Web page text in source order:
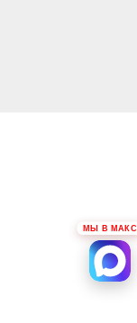
МЫ В МАКС